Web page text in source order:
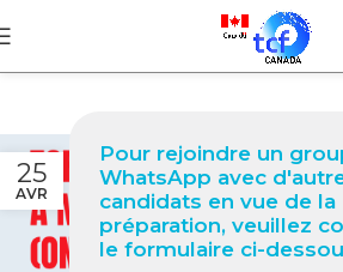
Pour rejoindre un
WhatsApp avec
candidats en vue de la
préparation, veuillez
le formulaire ci-
25
AVR